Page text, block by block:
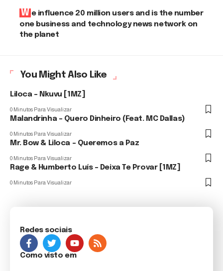
We influence 20 million users and is the number
one business and technology news network on
the planet
You Might Also Like
Liloca – Nkuvu [1MZ]
0 Minutos Para Visualizar
Malandrinha – Quero Dinheiro (Feat. MC Dallas)
0 Minutos Para Visualizar
Mr. Bow & Liloca – Queremos a Paz
0 Minutos Para Visualizar
Rage & Humberto Luís – Deixa Te Provar [1MZ]
0 Minutos Para Visualizar
Redes sociais
Como visto em